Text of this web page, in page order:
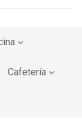
Cafetería